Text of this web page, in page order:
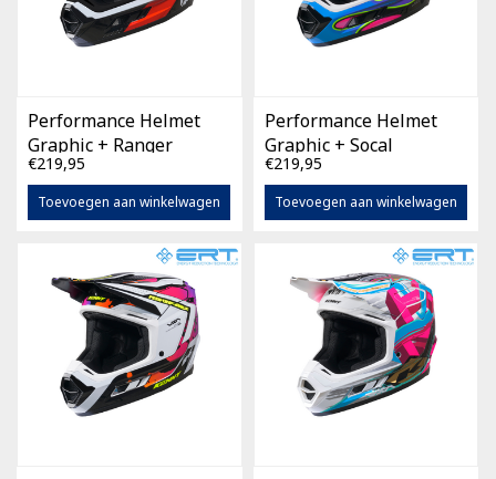
Performance Helmet
Graphic + Ranger
€219,95
Toevoegen aan winkelwagen
Performance Helmet
Graphic + Socal
€219,95
Toevoegen aan winkelwagen